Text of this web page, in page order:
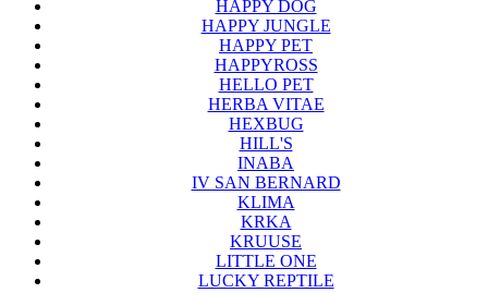
HAPPY DOG
HAPPY JUNGLE
HAPPY PET
HAPPYROSS
HELLO PET
HERBA VITAE
HEXBUG
HILL'S
INABA
IV SAN BERNARD
KLIMA
KRKA
KRUUSE
LITTLE ONE
LUCKY REPTILE